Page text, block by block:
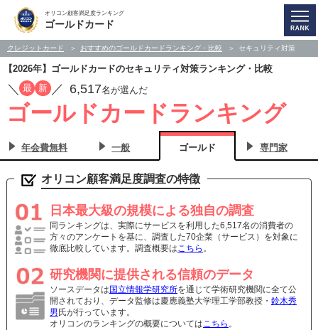
オリコン顧客満足度ランキング
ゴールドカード
クレジットカード おすすめのゴールドカードランキング・比較 セキュリティ対策
【2026年】ゴールドカードのセキュリティ対策ランキング・比較
／ 最 新 ／ 6,517名が選んだ
ゴールドカードランキング
年会費無料 一般 ゴールド 専門家
オリコン顧客満足度調査の特徴
日本最大級の規模による独自の調査
同ランキングは、実際にサービスを利用した6,517名の消費者の
方々のアンケートを基に、調査した70企業（サービス）を対象に
徹底比較しています。調査概要はこちら 。
研究機関に提供される信頼のデータ
ソースデータは 国立情報学研究所を通じて学術研究機関に全て公
開されており、データ監修は慶應義塾大学理工学部教授・ 鈴木秀
男 氏が行っています。
オリコンのランキングの概要についてはこちら 。